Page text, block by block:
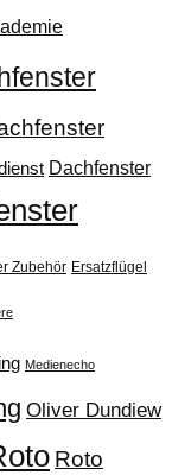
Dachfenster
Zubehör Ersatzflügel
Medienecho
Oliver Dundiew
Roto